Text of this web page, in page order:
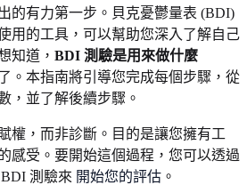
的有力第一步。貝克憂鬱量表 (BDI)
用的工具，可以幫助您深入了解自己
知道， BDI 測驗是用來做什麼
。本指南將引導您完成每個步驟，從
，並了解後續步驟。
權，而非診斷。目的是讓您擁有工
感受。要開始這個過程，您可以透過
測驗來 開始您的評估 。